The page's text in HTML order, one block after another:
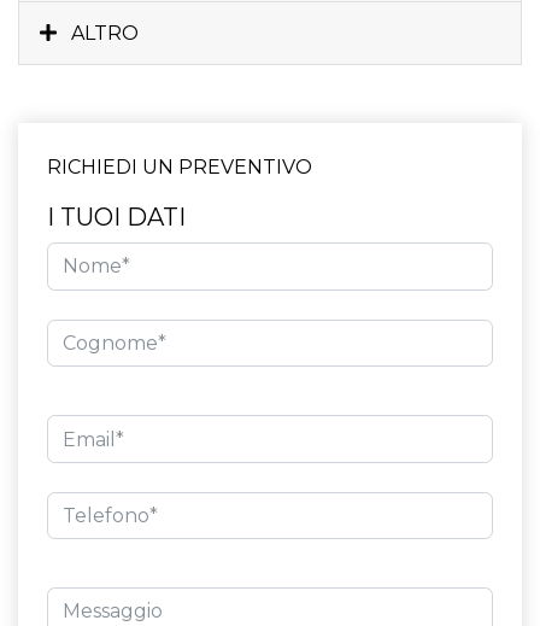
ALTRO
RICHIEDI UN PREVENTIVO
I TUOI DATI